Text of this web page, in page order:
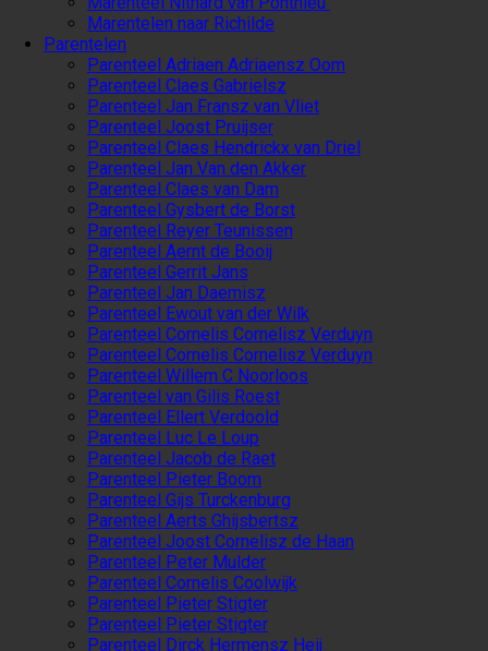
Marentelen naar Richilde
Parentelen
Parenteel Adriaen Adriaensz Oom
Parenteel Claes Gabrielsz
Parenteel Jan Fransz van Vliet
Parenteel Joost Pruijser
Parenteel Claes Hendrickx van Driel
Parenteel Jan Van den Akker
Parenteel Claes van Dam
Parenteel Gysbert de Borst
Parenteel Reyer Teunissen
Parenteel Aernt de Booij
Parenteel Gerrit Jans
Parenteel Jan Daemisz
Parenteel Ewout van der Wilk
Parenteel Cornelis Cornelisz Verduyn
Parenteel Cornelis Cornelisz Verduyn
Parenteel Willem C Noorloos
Parenteel van Gilis Roest
Parenteel Ellert Verdoold
Parenteel Luc Le Loup
Parenteel Jacob de Raet
Parenteel Pieter Boom
Parenteel Gijs Turckenburg
Parenteel Aerts Ghijsbertsz
Parenteel Joost Cornelisz de Haan
Parenteel Peter Mulder
Parenteel Cornelis Coolwijk
Parenteel Pieter Stigter
Parenteel Pieter Stigter
Parenteel Dirck Hermensz Heij